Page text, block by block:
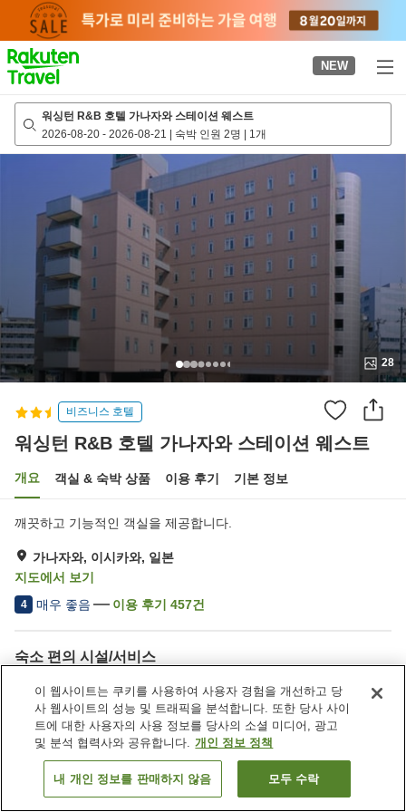
page
NEW
워싱턴 R&B 호텔 가나자와 스테이션 웨스트
2026-08-20 - 2026-08-21 | 숙박 인원 2명 | 1개
28
비즈니스 호텔
워싱턴 R&B 호텔 가나자와 스테이션 웨스트
개요 객실 & 숙박 상품 이용 후기 기본 정보
깨끗하고 기능적인 객실을 제공합니다.
가나자와, 이시카와, 일본
지도에서 보기
4 매우 좋음 이용 후기 457건
숙소 편의 시설/서비스
Wi-Fi
자동판매기
공용 전자레인지
세탁 (유료)
일본 이시카와
가나자와
워싱턴 R&B 호텔 가나자와 스테이션 웨스트
객실 보기
이 웹사이트는 쿠키를 사용하여 사용자 경험을 개선하고 당
사 웹사이트의 성능 및 트래픽을 분석합니다. 또한 당사 사이
트에 대한 사용자의 사용 정보를 당사의 소셜 미디어, 광고
및 분석 협력사와 공유합니다. 개인 정보 정책
내 개인 정보를 판매하지 않음 모두 수락